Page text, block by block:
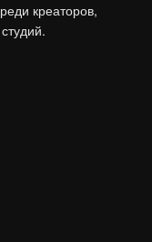
креаторов,